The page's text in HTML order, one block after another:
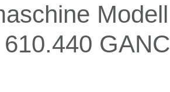
Modell
GANC